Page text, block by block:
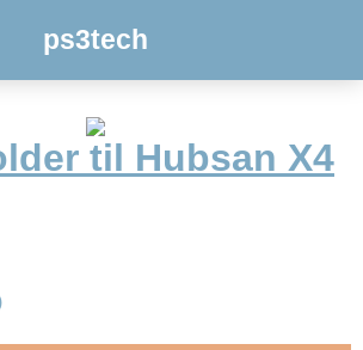
ps3tech
til Hubsan X4